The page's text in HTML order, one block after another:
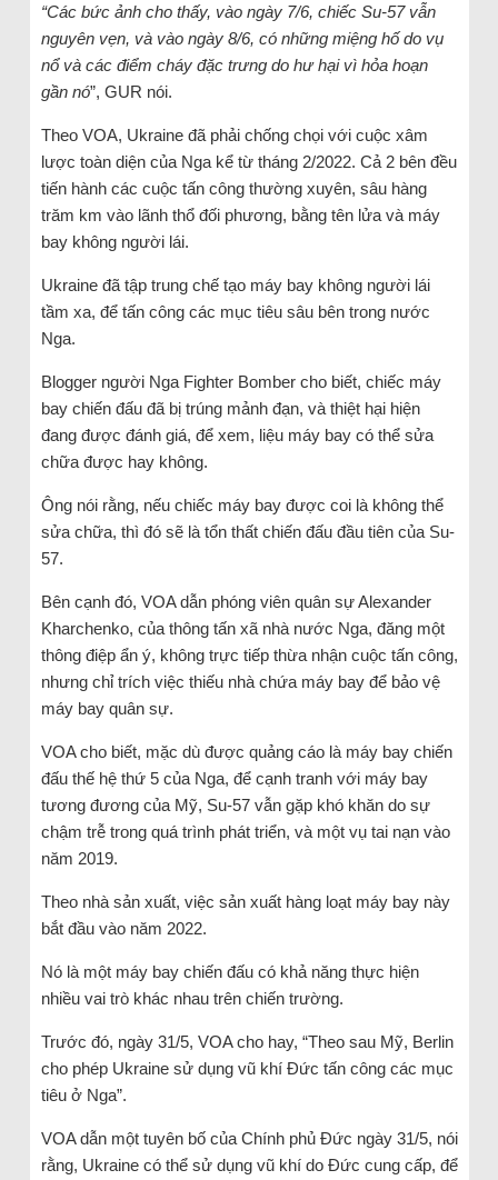
“Các bức ảnh cho thấy, vào ngày 7/6, chiếc Su-57 vẫn
nguyên vẹn, và vào ngày 8/6, có những miệng hố do vụ
nổ và các điểm cháy đặc trưng do hư hại vì hỏa hoạn
gần nó”, GUR nói.
Theo VOA, Ukraine đã phải chống chọi với cuộc xâm
lược toàn diện của Nga kể từ tháng 2/2022. Cả 2 bên đều
tiến hành các cuộc tấn công thường xuyên, sâu hàng
trăm km vào lãnh thổ đối phương, bằng tên lửa và máy
bay không người lái.
Ukraine đã tập trung chế tạo máy bay không người lái
tầm xa, để tấn công các mục tiêu sâu bên trong nước
Nga.
Blogger người Nga Fighter Bomber cho biết, chiếc máy
bay chiến đấu đã bị trúng mảnh đạn, và thiệt hại hiện
đang được đánh giá, để xem, liệu máy bay có thể sửa
chữa được hay không.
Ông nói rằng, nếu chiếc máy bay được coi là không thể
sửa chữa, thì đó sẽ là tổn thất chiến đấu đầu tiên của Su-
57.
Bên cạnh đó, VOA dẫn phóng viên quân sự Alexander
Kharchenko, của thông tấn xã nhà nước Nga, đăng một
thông điệp ẩn ý, không trực tiếp thừa nhận cuộc tấn công,
nhưng chỉ trích việc thiếu nhà chứa máy bay để bảo vệ
máy bay quân sự.
VOA cho biết, mặc dù được quảng cáo là máy bay chiến
đấu thế hệ thứ 5 của Nga, để cạnh tranh với máy bay
tương đương của Mỹ, Su-57 vẫn gặp khó khăn do sự
chậm trễ trong quá trình phát triển, và một vụ tai nạn vào
năm 2019.
Theo nhà sản xuất, việc sản xuất hàng loạt máy bay này
bắt đầu vào năm 2022.
Nó là một máy bay chiến đấu có khả năng thực hiện
nhiều vai trò khác nhau trên chiến trường.
Trước đó, ngày 31/5, VOA cho hay, “Theo sau Mỹ, Berlin
cho phép Ukraine sử dụng vũ khí Đức tấn công các mục
tiêu ở Nga”.
VOA dẫn một tuyên bố của Chính phủ Đức ngày 31/5, nói
rằng, Ukraine có thể sử dụng vũ khí do Đức cung cấp, để